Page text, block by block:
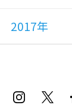
2017年